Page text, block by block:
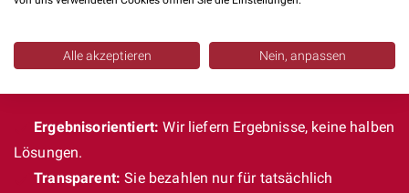
Ergebnisorientiert: Wir liefern Ergebnisse, keine halben
Lösungen.
Transparent: Sie bezahlen nur für tatsächlich
Alle akzeptieren Nein, anpassen